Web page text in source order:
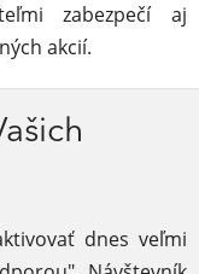
zabezpečí aj
akcií.
dnes veľmi